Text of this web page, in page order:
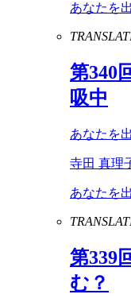
あなたを
第340
吸中
あなたを
寺田 真理
あなたを
第339
む？